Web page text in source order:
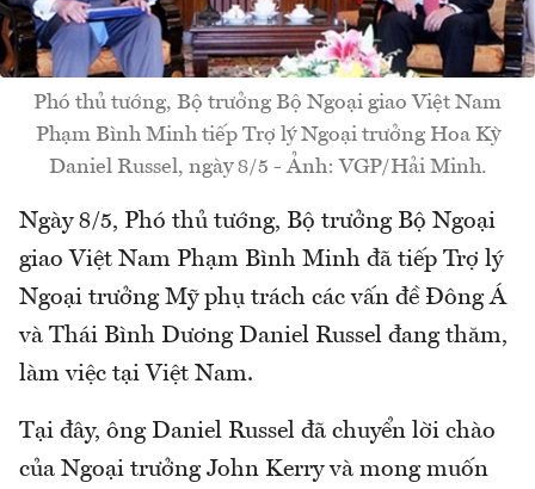
Phó thủ tướng, Bộ trưởng Bộ Ngoại giao Việt Nam
Phạm Bình Minh tiếp Trợ lý Ngoại trưởng Hoa Kỳ
Daniel Russel, ngày 8/5 - Ảnh: VGP/Hải Minh.
Ngày 8/5, Phó thủ tướng, Bộ trưởng Bộ Ngoại
giao Việt Nam Phạm Bình Minh đã tiếp Trợ lý
Ngoại trưởng Mỹ phụ trách các vấn đề Đông Á
và Thái Bình Dương Daniel Russel đang thăm,
làm việc tại Việt Nam.
Tại đây, ông Daniel Russel đã chuyển lời chào
của Ngoại trưởng John Kerry và mong muốn